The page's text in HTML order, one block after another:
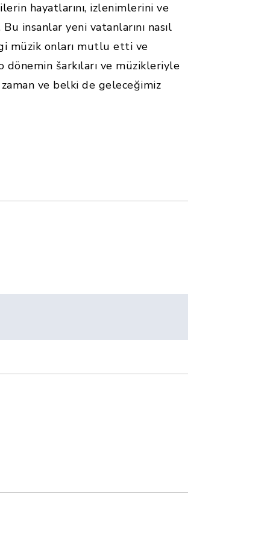
hayatlarını, izlenimlerini ve
insanlar yeni vatanlarını nasıl
müzik onları mutlu etti ve
šarkıları ve müzikleriyle
zaman ve belki de geleceğimiz